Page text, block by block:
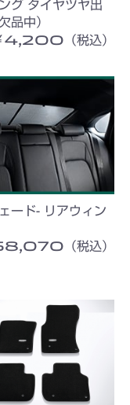
ング タイヤツヤ出
品中）
4,200（税込）
ード- リアウィン
（税込）